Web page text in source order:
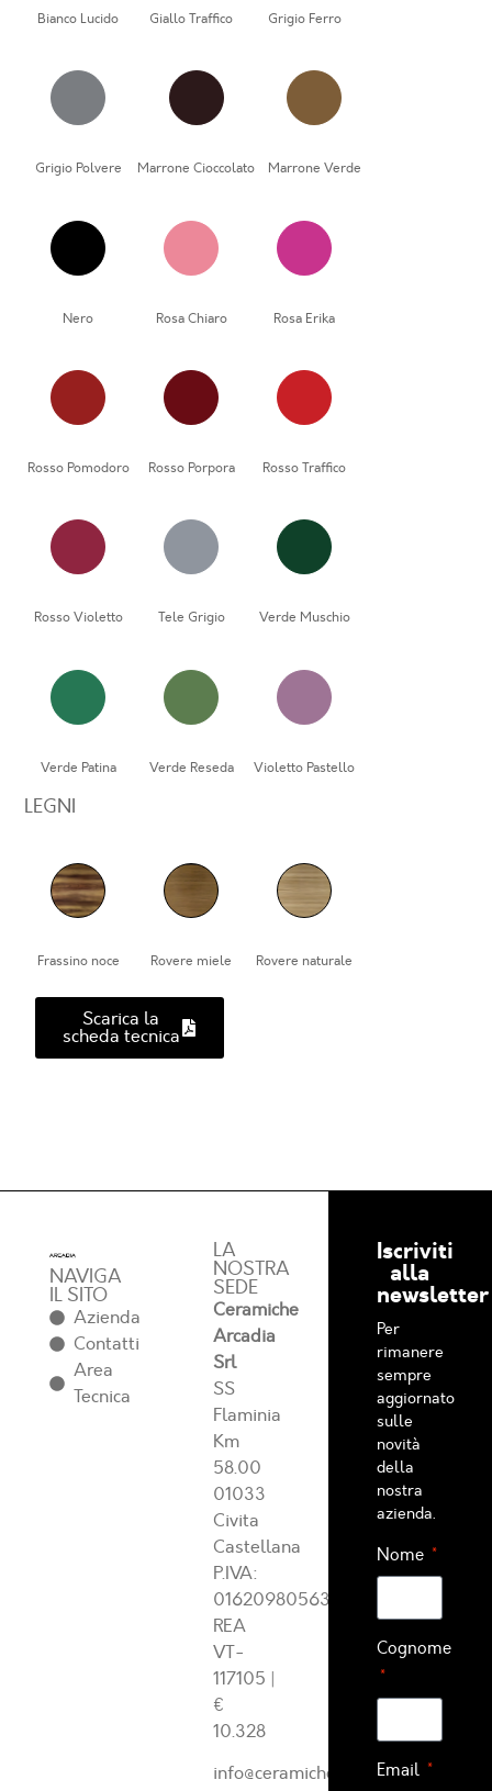
Bianco Lucido Giallo Traffico Grigio Ferro
Grigio Polvere Marrone Cioccolato Marrone Verde
Nero Rosa Chiaro Rosa Erika
Rosso Pomodoro Rosso Porpora Rosso Traffico
Rosso Violetto Tele Grigio Verde Muschio
Verde Patina Verde Reseda Violetto Pastello
LEGNI
Frassino noce Rovere miele Rovere naturale
Scarica la
scheda tecnica
NAVIGA
IL SITO
Azienda
Contatti
Area
Tecnica
LA
NOSTRA
SEDE
Ceramiche
Arcadia
Srl
SS
Flaminia
Km
58.00
01033
Civita
Castellana
P.IVA:
01620980563
REA
VT-
117105 |
€
10.328
info@ceramichearcadia.com
Iscriviti
alla
newsletter
Per
rimanere
sempre
aggiornato
sulle
novità
della
nostra
azienda.
Nome
Cognome
Email